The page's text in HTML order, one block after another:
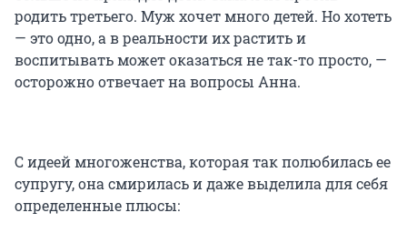
родить третьего. Муж хочет много детей. Но хотеть
— это одно, а в реальности их растить и
воспитывать может оказаться не так-то просто, —
осторожно отвечает на вопросы Анна.
С идеей многоженства, которая так полюбилась ее
супругу, она смирилась и даже выделила для себя
определенные плюсы: